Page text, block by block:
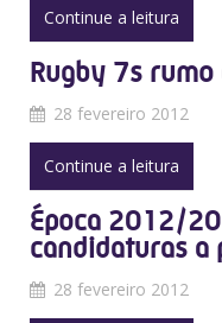
Continue a leitura
Rugby 7s
28 fevereiro 2012
Continue a leitura
Época 2012/
candidaturas a
28 fevereiro 2012